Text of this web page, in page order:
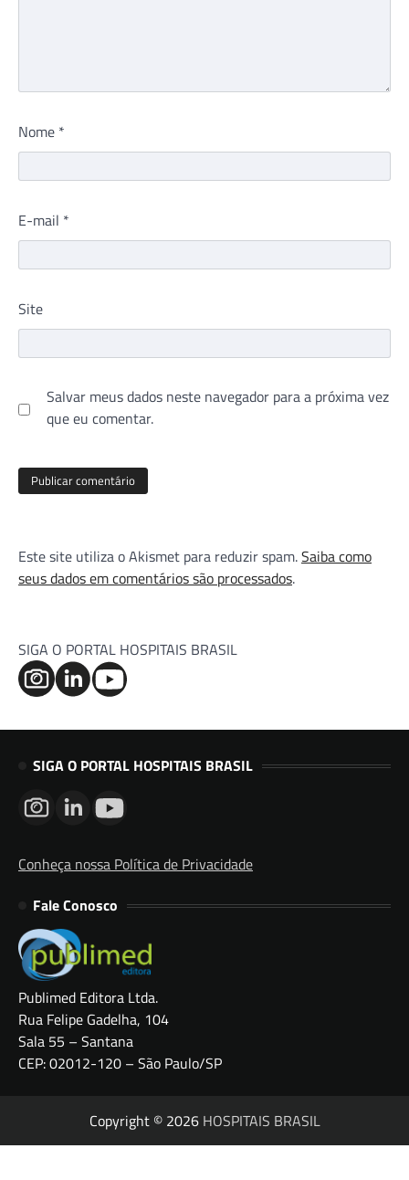
Nome *
E-mail *
Site
Salvar meus dados neste navegador para a próxima vez
que eu comentar.
Este site utiliza o Akismet para reduzir spam.Saiba como
seus dados em comentários são processados.
SIGA O PORTAL HOSPITAIS BRASIL
SIGA O PORTAL HOSPITAIS BRASIL
Conheça nossa Política de Privacidade
Fale Conosco
Publimed Editora Ltda.
Rua Felipe Gadelha, 104
Sala 55 – Santana
CEP: 02012-120 – São Paulo/SP
Copyright © 2026 HOSPITAIS BRASIL